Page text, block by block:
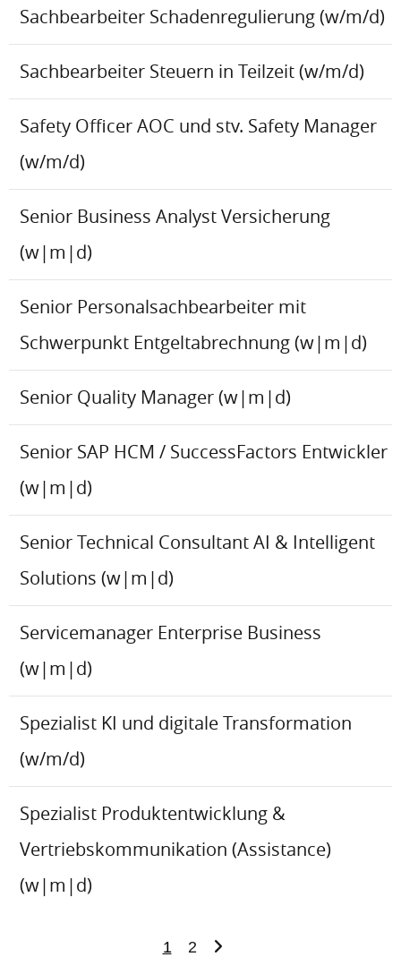
Sachbearbeiter Schadenregulierung (w/m/d)
Sachbearbeiter Steuern in Teilzeit (w/m/d)
Safety Officer AOC und stv. Safety Manager
(w/m/d)
Senior Business Analyst Versicherung
(w|m|d)
Senior Personalsachbearbeiter mit
Schwerpunkt Entgeltabrechnung (w|m|d)
Senior Quality Manager (w|m|d)
Senior SAP HCM / SuccessFactors Entwickler
(w|m|d)
Senior Technical Consultant AI & Intelligent
Solutions (w|m|d)
Servicemanager Enterprise Business
(w|m|d)
Spezialist KI und digitale Transformation
(w/m/d)
Spezialist Produktentwicklung &
Vertriebskommunikation (Assistance)
(w|m|d)
1 2